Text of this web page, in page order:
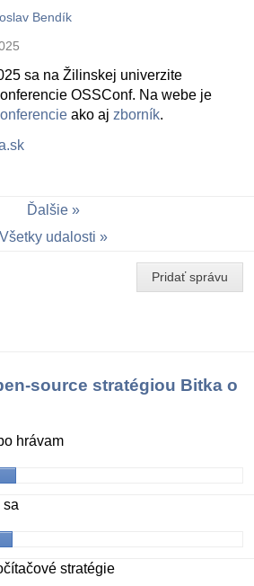
Bendík
sa na Žilinskej univerzite
OSSConf. Na webe je
ako aj zborník.
Ďalšie
Všetky udalosti
Pridať správu
source stratégiou Bitka o
hrávam
sa
stratégie